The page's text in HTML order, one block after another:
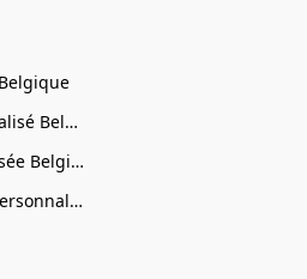
Porte-clés personnalisé Belgique
Gourde personnalisée Belgique
Cadeaux de Noël personnalisé Belgique